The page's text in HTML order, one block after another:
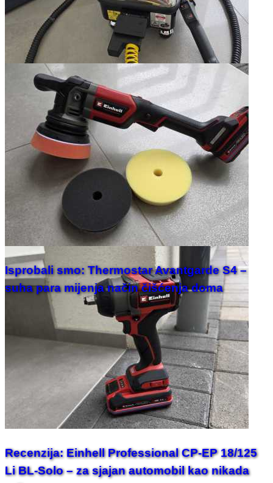
Isprobali smo: Thermostar Avantgarde S4 –
suha para mijenja način čišćenja doma
Recenzija: Einhell Professional CP-EP 18/125
Li BL-Solo – za sjajan automobil kao nikada